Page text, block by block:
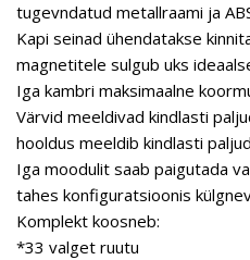
tugevndatud metallraami ja
Kapi seinad ühendatakse
magnetitele sulgub uks
Iga kambri maksimaalne
Värvid meeldivad kindlasti
hooldus meeldib kindlasti
Iga moodulit saab paigutada
tahes konfiguratsioonis
Komplekt koosneb:
*33 valget ruutu